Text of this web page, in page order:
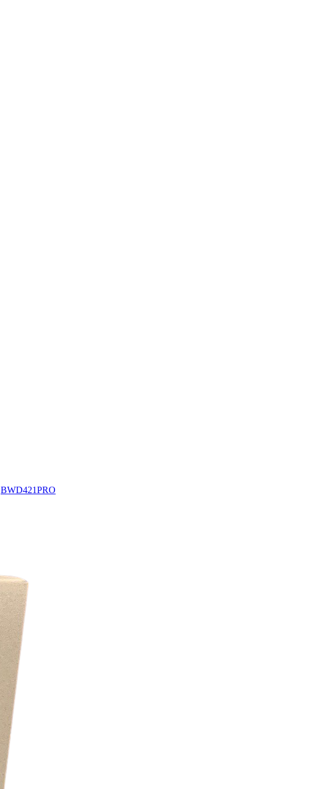
BWD421PRO